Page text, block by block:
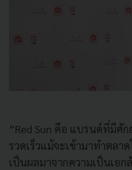
“Red Sun คือ แบรนด์ที่มีศั
รวดเร็วแม้จะเข้ามาทำตลา
เป็นผลมาจากความเป็นเอ